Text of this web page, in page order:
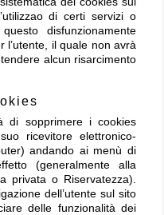
di certi servizi o
disfunzionamente
l’utente, il quale non avrà
alcun risarcimento
di sopprimere i cookies
ricevitore elettronico-
andando ai menù di
(generalmente alla
privata o Riservatezza).
dell’utente sul sito
delle funzionalità dei